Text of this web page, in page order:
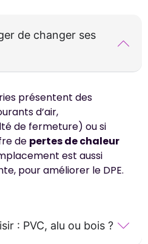
de changer ses
présentent des
d’air,
de fermeture) ou si
de pertes de chaleur
est aussi
pour améliorer le DPE.
: PVC, alu ou bois ?